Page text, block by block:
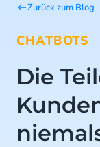
Zurück zum Blog
CHATBOTS
Die